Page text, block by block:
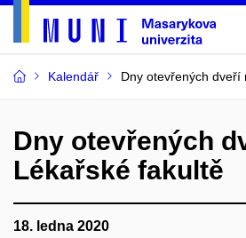
Kalendář Dny otevřených dveří
Dny otevřených
Lékařské fakultě
18. ledna 2020